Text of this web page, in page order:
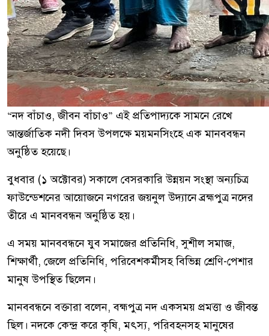
“নদ বাঁচাও, জীবন বাঁচাও” এই প্রতিপাদ্যকে সামনে রেখে
আন্তর্জাতিক নদী দিবস উপলক্ষে ময়মনসিংহে এক মানববন্ধন
অনুষ্ঠিত হয়েছে।
বুধবার (১ অক্টোবর) সকালে বেসরকারি উন্নয়ন সংস্থা অন্যচিত্র
ফাউন্ডেশনের আয়োজনে নগরের জয়নুল উদ্যানে ব্রহ্মপুত্র নদের
তীরে এ মানববন্ধন অনুষ্ঠিত হয়।
এ সময় মানববন্ধনে যুব সমাজের প্রতিনিধি, সুশীল সমাজ,
শিক্ষার্থী, জেলে প্রতিনিধি, পরিবেশকর্মীসহ বিভিন্ন শ্রেণি-পেশার
মানুষ উপস্থিত ছিলেন।
মানববন্ধনে বক্তারা বলেন, বহ্মপুত্র নদ একসময় প্রমত্তা ও জীবন্ত
ছিল। নদকে কেন্দ্র করে কৃষি, মৎস্য, পরিবহনসহ মানুষের